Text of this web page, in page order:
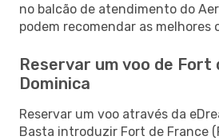
no balcão de atendimento do
podem recomendar as melhores
Reservar um voo de Fort
Dominica
Reservar um voo através da
Basta introduzir Fort de France